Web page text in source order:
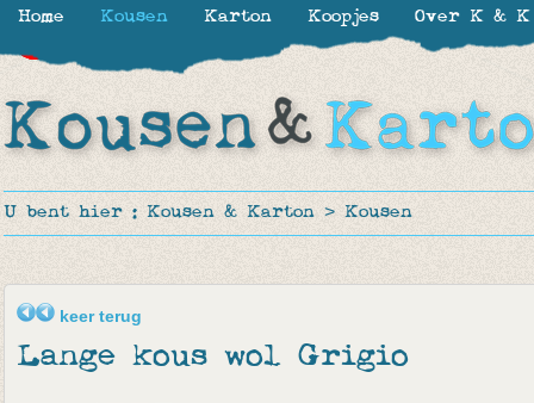
U bent hier : Kousen & Karton > Kousen
keer terug
Lange kous wol Grigio
Home Kousen Karton Koopjes Over K & K